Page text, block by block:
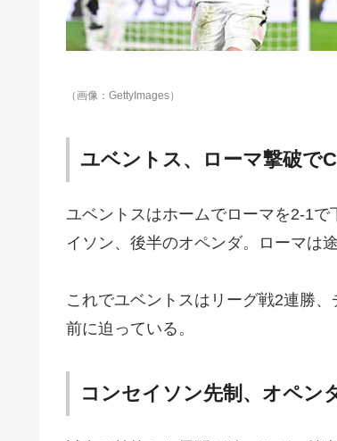
（画像：GettyImages）
ユベントス、ローマ撃破で
ユベントスはホームでローマを2-1
イソン、後半のオペンダ。ローマは
これでユベントスはリーグ戦2連勝
前に迫っている。
コンセイソン先制、オペン